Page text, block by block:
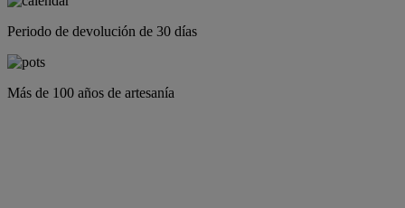
Periodo de devolución de 30 días
Más de 100 años de artesanía